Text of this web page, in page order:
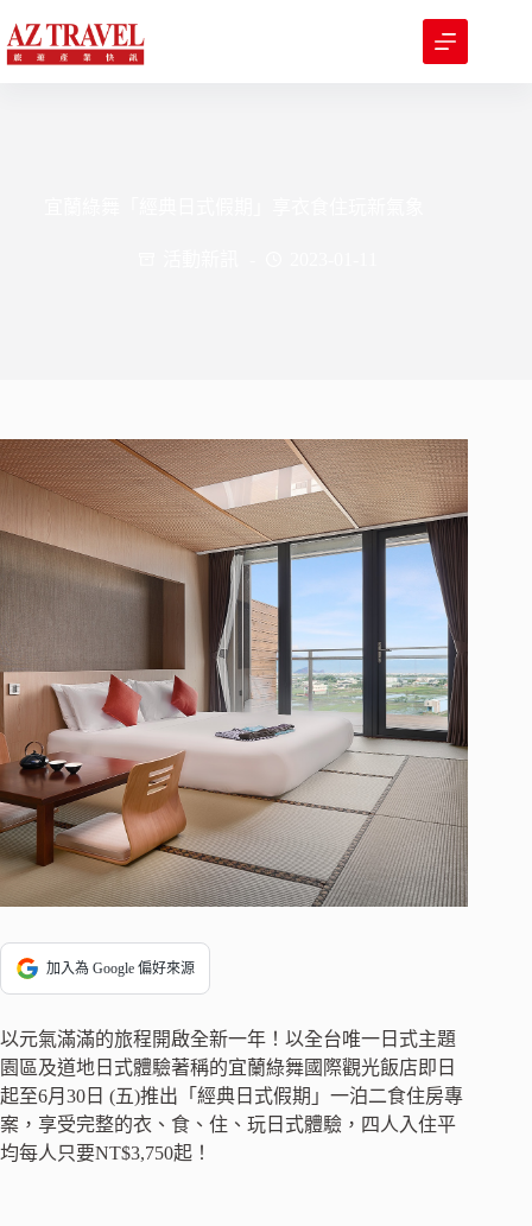
至
主
加入為 Google 偏好來源
以元氣滿滿的旅程開啟全新一年！以全台唯一日式主題
園區及道地日式體驗著稱的宜蘭綠舞國際觀光飯店即日
起至6月30日 (五)推出「經典日式假期」一泊二食住房專
案，享受完整的衣、食、住、玩日式體驗，四人入住平
均每人只要NT$3,750起！